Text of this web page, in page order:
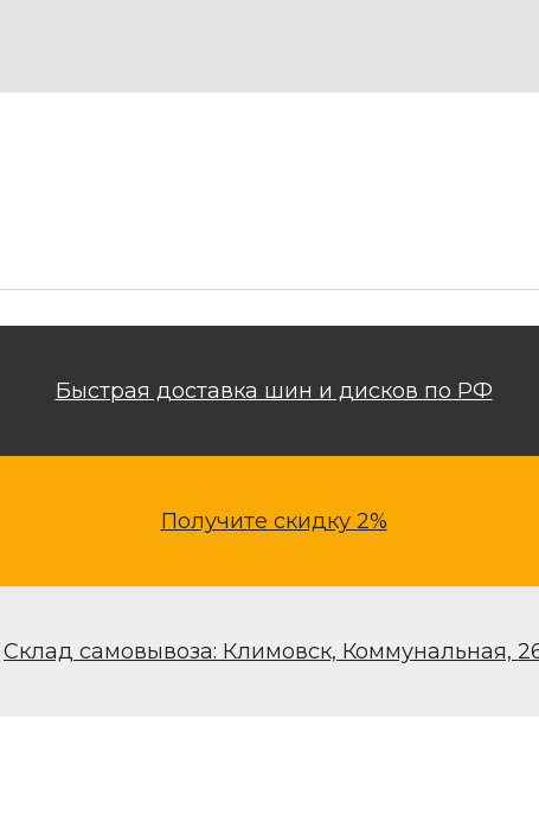
Быстрая доставка шин и дисков по РФ
Получите скидку 2%
Склад самовывоза: Климовск, Коммунальная,